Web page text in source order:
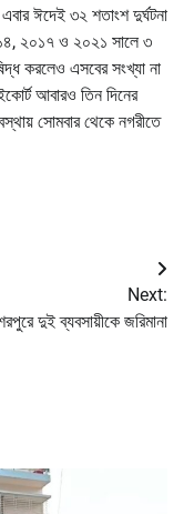
ঈদেই ৩২ শতাংশ দুর্ঘটনা
২০১৭ ও ২০২১ সালে ৩
করলেও এসবের সংখ্যা না
আবারও তিন দিনের
সোমবার থেকে নগরীতে
Next:
দুই ব্যবসায়ীকে জরিমানা